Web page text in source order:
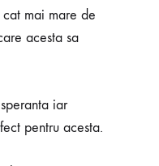
mai mare de
acesta sa
iar
pentru acesta.